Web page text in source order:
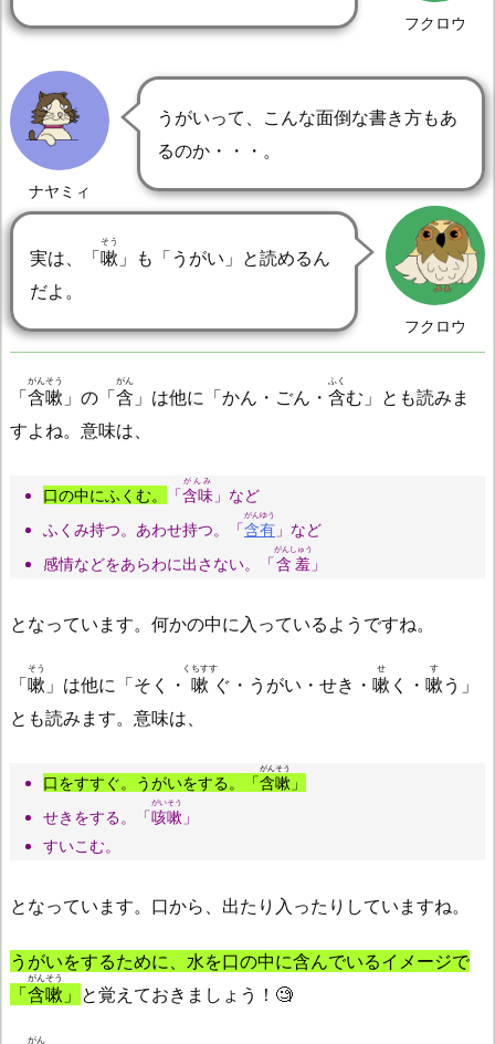
フクロウ
ナヤミィ
うがいって、こんな面倒な書き方もあ
るのか・・・。
フクロウ
実は、「嗽
そう
」も「うがい」と読めるん
だよ。
「含嗽
がんそう
」の「含
がん
」は他に「かん・ごん・ 含
ふく
む」とも読みま
すよね。意味は、
口の中にふくむ。 「含味
がんみ
」など
ふくみ持つ。あわせ持つ。「含有
がんゆう
」など
感情などをあらわに出さない。「含羞
がんしゅう
」
となっています。何かの中に入っているようですね。
「嗽
そう
」は他に「そく・ 嗽
くちすす
ぐ・うがい・せき・ 嗽
せ
く・ 嗽
す
う」
とも読みます。意味は、
口をすすぐ。うがいをする。「含嗽
がんそう
」
せきをする。「咳嗽
がいそう
」
すいこむ。
となっています。口から、出たり入ったりしていますね。
うがいをするために、水を口の中に含んでいるイメージで
「含嗽
がんそう
」 と覚えておきましょう！🧐
がん